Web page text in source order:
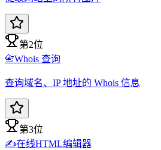
第2位
📇Whois 查询
查询域名、IP 地址的 Whois 信息
第3位
✍️在线HTML编辑器